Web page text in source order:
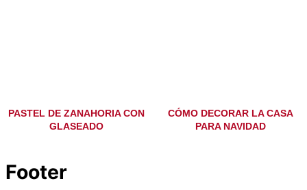
PASTEL DE ZANAHORIA CON
GLASEADO
CÓMO DECORAR LA CASA
PARA NAVIDAD
Footer